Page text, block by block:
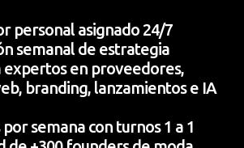
personal asignado 24/7
semanal de estrategia
expertos en proveedores,
branding, lanzamientos e IA
por semana con turnos 1 a 1